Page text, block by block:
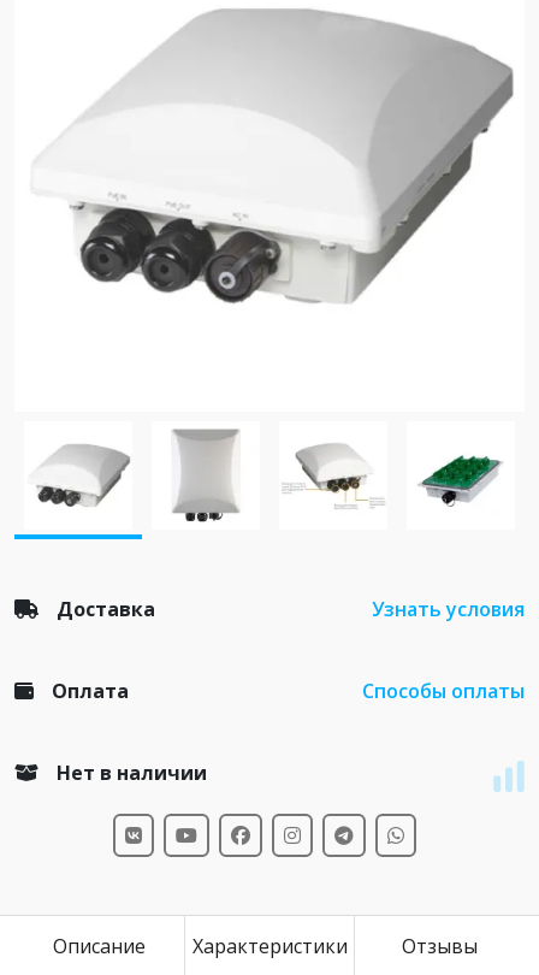
Доставка Узнать условия
Оплата Способы оплаты
Нет в наличии
Описание Характеристики Отзывы